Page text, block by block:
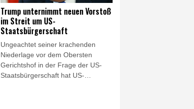
Dringlichkeit, auf die Bedrohung
ziviler Infrastruktur durch Drohnen
schnell neue Antworten zu finden",
sagte er dem Redaktionsnetzwerk
Deutschland (Freitagsausgaben).
"Wir brauchen eine zentrale
Zuständigkeit statt einer Vielzahl
föderaler Luftsicherheitsbehörden."
Trump unternimmt neuen Vorstoß
im Streit um US-
Staatsbürgerschaft
Ungeachtet seiner krachenden
Niederlage vor dem Obersten
Gerichtshof in der Frage der US-
Staatsbürgerschaft hat US-